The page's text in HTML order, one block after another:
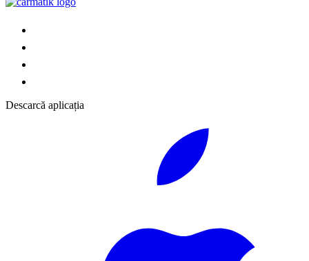
Descarcă aplicația